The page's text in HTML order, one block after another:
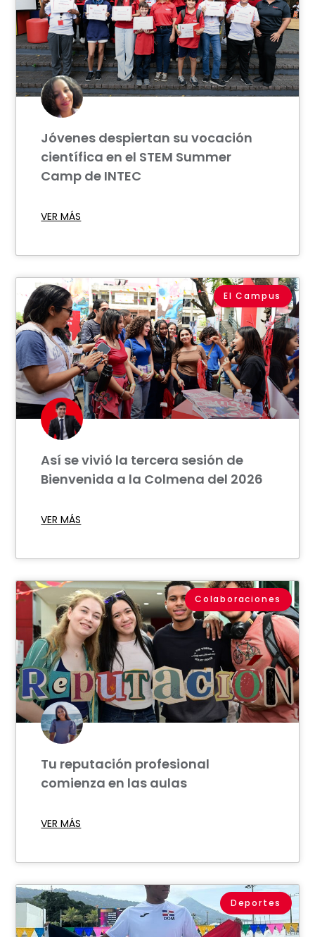
Jóvenes despiertan su vocación
científica en el STEM Summer
Camp de INTEC
VER MÁS
El Campus
Así se vivió la tercera sesión de
Bienvenida a la Colmena del 2026
VER MÁS
Colaboraciones
Tu reputación profesional
comienza en las aulas
VER MÁS
Deportes